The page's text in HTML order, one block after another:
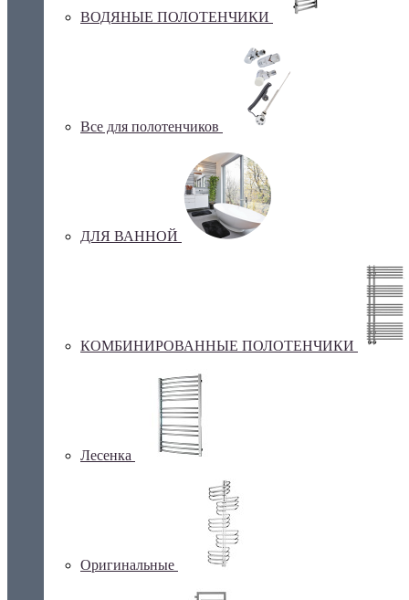
ВОДЯНЫЕ ПОЛОТЕНЧИКИ
Все для полотенчиков
ДЛЯ ВАННОЙ
КОМБИНИРОВАННЫЕ ПОЛОТЕНЧИКИ
Лесенка
Оригинальные